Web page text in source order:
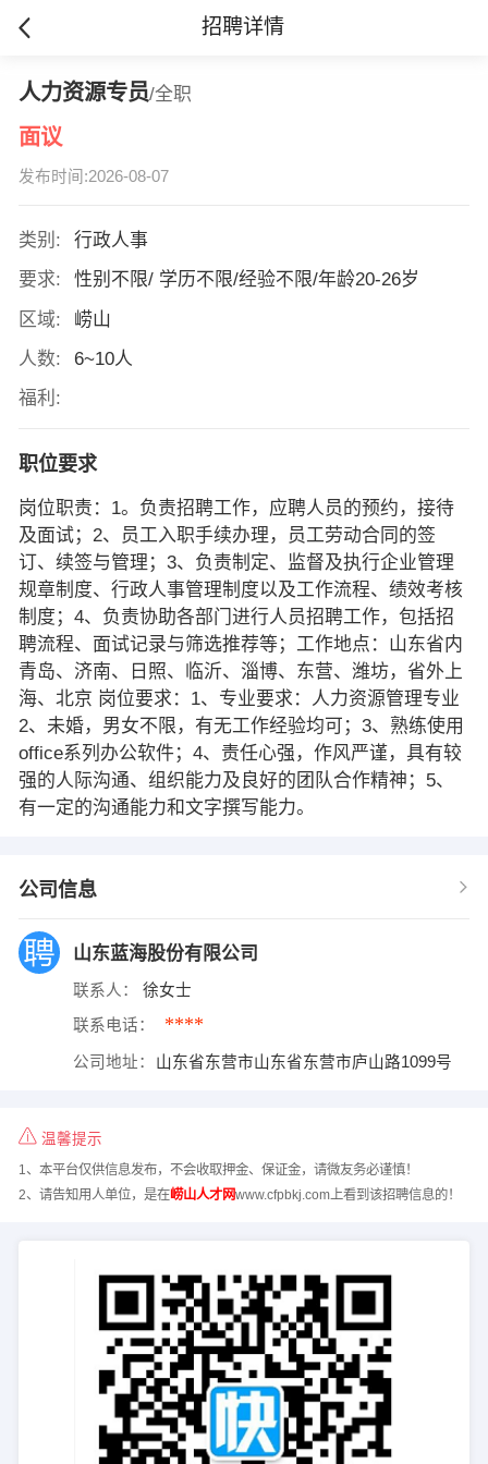
招聘详情
人力资源专员/全职
面议
发布时间:2026-08-07
类别:
行政人事
要求:
性别不限/ 学历不限/经验不限/年龄20-26岁
区域:
崂山
人数:
6~10人
福利:
职位要求
岗位职责：1。负责招聘工作，应聘人员的预约，接待
及面试；2、员工入职手续办理，员工劳动合同的签
订、续签与管理；3、负责制定、监督及执行企业管理
规章制度、行政人事管理制度以及工作流程、绩效考核
制度；4、负责协助各部门进行人员招聘工作，包括招
聘流程、面试记录与筛选推荐等；工作地点：山东省内
青岛、济南、日照、临沂、淄博、东营、潍坊，省外上
海、北京 岗位要求：1、专业要求：人力资源管理专业
2、未婚，男女不限，有无工作经验均可；3、熟练使用
office系列办公软件；4、责任心强，作风严谨，具有较
强的人际沟通、组织能力及良好的团队合作精神；5、
有一定的沟通能力和文字撰写能力。
公司信息
山东蓝海股份有限公司
联系人： 徐女士
联系电话： ****
公司地址： 山东省东营市山东省东营市庐山路1099号
温馨提示
1、本平台仅供信息发布，不会收取押金、保证金，请微友务必谨慎！
2、请告知用人单位，是在崂山人才网www.cfpbkj.com上看到该招聘信息的！